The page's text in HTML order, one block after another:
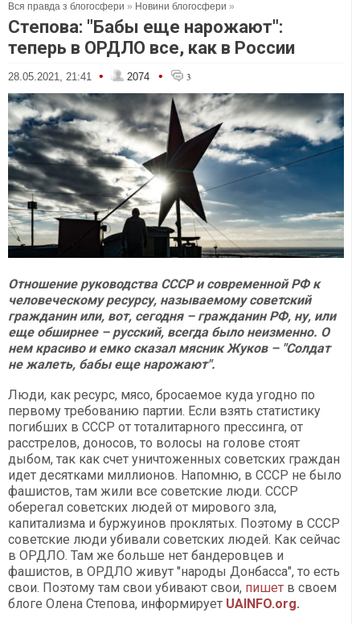
Вся правда з блогосфери » Новини блогосфери »
Степова: "Бабы еще нарожают":
теперь в ОРДЛО все, как в России
28.05.2021, 21:41 • 2074 • 3
Отношение руководства СССР и современной РФ к
человеческому ресурсу, называемому советский
гражданин или, вот, сегодня – гражданин РФ, ну, или
еще обширнее – русский, всегда было неизменно. О
нем красиво и емко сказал мясник Жуков – "Солдат
не жалеть, бабы еще нарожают".
Люди, как ресурс, мясо, бросаемое куда угодно по
первому требованию партии. Если взять статистику
погибших в СССР от тоталитарного прессинга, от
расстрелов, доносов, то волосы на голове стоят
дыбом, так как счет уничтоженных советских граждан
идет десятками миллионов. Напомню, в СССР не было
фашистов, там жили все советские люди. СССР
оберегал советских людей от мирового зла,
капитализма и буржуинов проклятых. Поэтому в СССР
советские люди убивали советских людей. Как сейчас
в ОРДЛО. Там же больше нет бандеровцев и
фашистов, в ОРДЛО живут "народы Донбасса", то есть
свои. Поэтому там свои убивают свои, пишет в своем
блоге Олена Степова, информирует UAINFO.org.